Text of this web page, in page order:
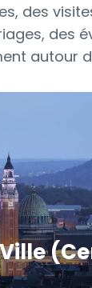
des
des
autour
Ville